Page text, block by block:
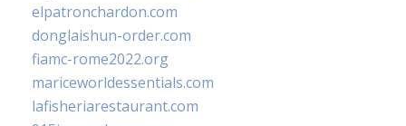
elpatronchardon.com
donglaishun-order.com
fiamc-rome2022.org
mariceworldessentials.com
lafisheriarestaurant.com